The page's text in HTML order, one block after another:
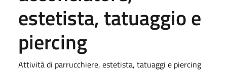
estetista, tatuaggio e
piercing
Attività di parrucchiere, estetista, tatuaggi e piercing